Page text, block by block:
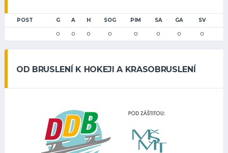
POST G A H SOG PIM SA GA SV
0 0 0 0 0 0 0 0
OD BRUSLENÍ K HOKEJI A KRASOBRUSLENÍ